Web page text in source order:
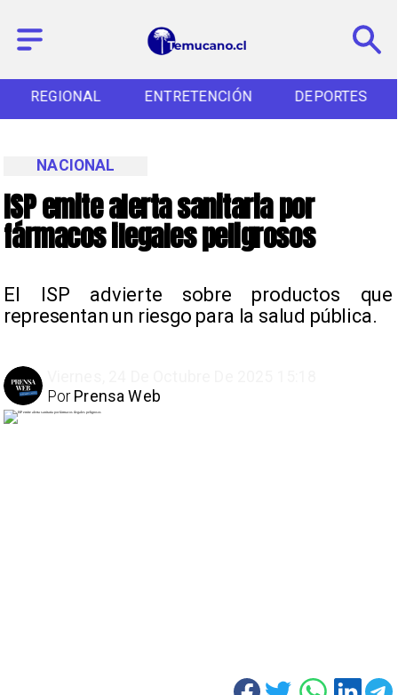
REGIONAL ENTRETENCIÓN DEPORTES
ISP emite alerta sanitaria por
fármacos ilegales peligrosos
El ISP advierte sobre productos que
representan un riesgo para la salud pública.
NACIONAL
Prensa Web
Por